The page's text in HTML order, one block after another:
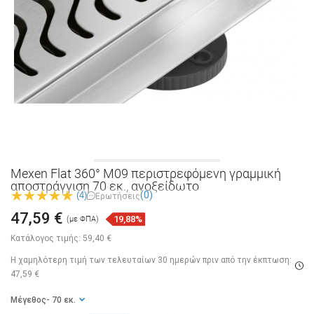
Mexen Flat 360° M09 περιστρεφόμενη γραμμική
αποστράγγιση 70 εκ., ανοξείδωτο
(4) Ερωτήσεις(0)
Κατάλογος τιμής: 59,40 €
47,59 € (με ΦΠΑ) 19,88%
Η χαμηλότερη τιμή των τελευταίων 30 ημερών πριν από την έκπτωση:
47,59 €
Μέγεθος - 70 εκ.